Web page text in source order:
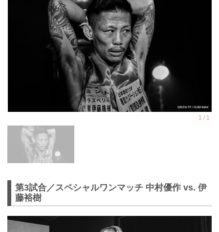
第3試合／スペシャルワンマッチ 中村優作 vs. 伊
藤裕樹